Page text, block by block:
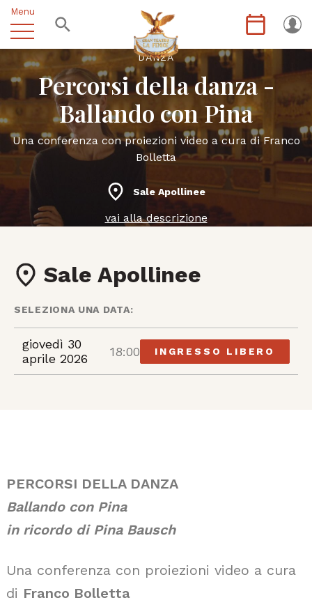
Menu
DANZA
Percorsi della danza -
Ballando con Pina
Una conferenza con proiezioni video a cura di Franco
Bolletta
Sale Apollinee
vai alla descrizione
Sale Apollinee
SELEZIONA UNA DATA:
giovedì 30
aprile 2026
18:00 INGRESSO LIBERO
PERCORSI DELLA DANZA
Ballando con Pina
in ricordo di Pina Bausch
Una conferenza con proiezioni video a cura
di Franco Bolletta